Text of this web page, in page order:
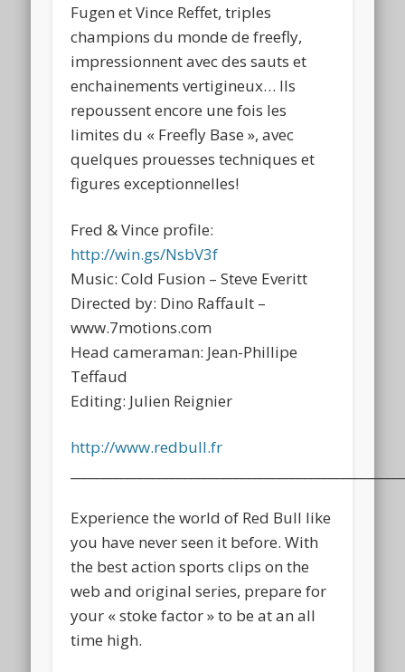
Fugen et Vince Reffet, triples
champions du monde de freefly,
impressionnent avec des sauts et
enchainements vertigineux… Ils
repoussent encore une fois les
limites du « Freefly Base », avec
quelques prouesses techniques et
figures exceptionnelles!
Fred & Vince profile:
http://win.gs/NsbV3f
Music: Cold Fusion – Steve Everitt
Directed by: Dino Raffault –
www.7motions.com
Head cameraman: Jean-Phillipe
Teffaud
Editing: Julien Reignier
http://www.redbull.fr
Experience the world of Red Bull like
you have never seen it before. With
the best action sports clips on the
web and original series, prepare for
your « stoke factor » to be at an all
time high.